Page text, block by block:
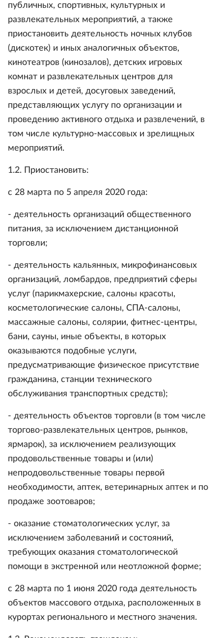
публичных, спортивных, культурных и
развлекательных мероприятий, а также
приостановить деятельность ночных клубов
(дискотек) и иных аналогичных объектов,
кинотеатров (кинозалов), детских игровых
комнат и развлекательных центров для
взрослых и детей, досуговых заведений,
представляющих услугу по организации и
проведению активного отдыха и развлечений, в
том числе культурно-массовых и зрелищных
мероприятий.
1.2. Приостановить:
с 28 марта по 5 апреля 2020 года:
- деятельность организаций общественного
питания, за исключением дистанционной
торговли;
- деятельность кальянных, микрофинансовых
организаций, ломбардов, предприятий сферы
услуг (парикмахерские, салоны красоты,
косметологические салоны, СПА-салоны,
массажные салоны, солярии, фитнес-центры,
бани, сауны, иные объекты, в которых
оказываются подобные услуги,
предусматривающие физическое присутствие
гражданина, станции технического
обслуживания транспортных средств);
- деятельность объектов торговли (в том числе
торгово-развлекательных центров, рынков,
ярмарок), за исключением реализующих
продовольственные товары и (или)
непродовольственные товары первой
необходимости, аптек, ветеринарных аптек и по
продаже зоотоваров;
- оказание стоматологических услуг, за
исключением заболеваний и состояний,
требующих оказания стоматологической
помощи в экстренной или неотложной форме;
с 28 марта по 1 июня 2020 года деятельность
объектов массового отдыха, расположенных в
курортах регионального и местного значения.